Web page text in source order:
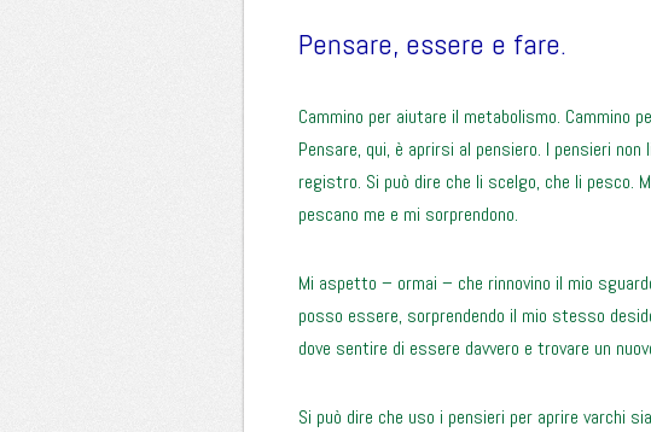
Pensare, essere e fare.
Cammino per aiutare il metabolismo. Cammino
Pensare, qui, è aprirsi al pensiero. I pensieri
registro. Si può dire che li scelgo, che li pesco.
pescano me e mi sorprendono.
Mi aspetto – ormai – che rinnovino il mio
posso essere, sorprendendo il mio stesso
dove sentire di essere davvero e trovare un
Si può dire che uso i pensieri per aprire varchi